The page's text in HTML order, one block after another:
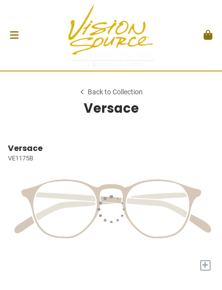
Back to Collection
Versace
Versace
VE1175B
+